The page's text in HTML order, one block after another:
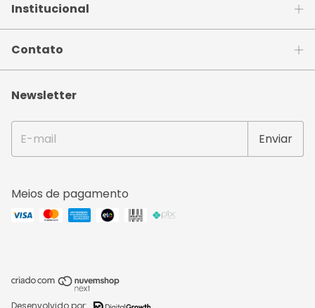
Institucional
Contato
Newsletter
Meios de pagamento
Desenvolvido por: